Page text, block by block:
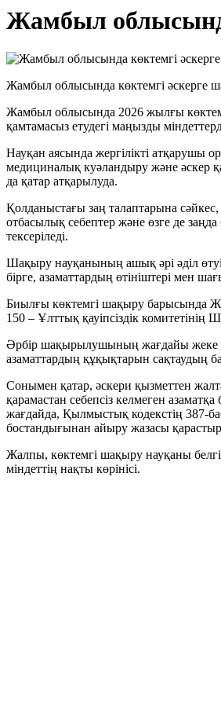
Жамбыл
Жамбыл облысында көктемгі әскерге
Жамбыл облысында 2026 жылғы
қамтамасыз етудегі маңызды
Науқан аясында жергілікті атқарушы
медициналық куәландыру және әскер
да қатар атқарылуда.
Қолданыстағы заң талаптарына
отбасылық себептер және өзге де
тексеріледі.
Шақыру науқанының ашық әрі әділ
бірге, азаматтардың өтініштері мен
Биылғы көктемгі шақыру барысында
150 – Ұлттық қауіпсіздік
Әрбір шақырылушының жағдайы жеке
азаматтардың құқықтарын сақтаудың
Сонымен қатар, әскери қызметтен
қарамастан себепсіз келмеген
жағдайда, Қылмыстық кодекстің 387-
бостандығынан айыру жазасы
Жалпы, көктемгі шақыру науқаны
міндеттің нақты көрінісі.